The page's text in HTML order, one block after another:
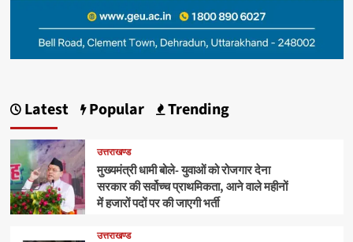
Latest Popular Trending
उत्तराखण्ड
मुख्यमंत्री धामी बोले- युवाओं को रोजगार देना
सरकार की सर्वोच्च प्राथमिकता, आने वाले महीनों
में हजारों पदों पर की जाएगी भर्ती
उत्तराखण्ड